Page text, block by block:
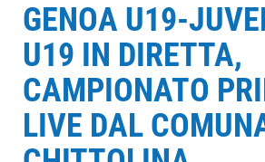
GENOA U19-
U19 IN DIRETTA,
CAMPIONATO
LIVE DAL